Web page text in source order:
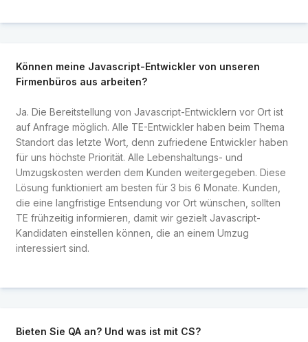
Können meine Javascript-Entwickler von unseren
Firmenbüros aus arbeiten?
Ja. Die Bereitstellung von Javascript-Entwicklern vor Ort ist
auf Anfrage möglich. Alle TE-Entwickler haben beim Thema
Standort das letzte Wort, denn zufriedene Entwickler haben
für uns höchste Priorität. Alle Lebenshaltungs- und
Umzugskosten werden dem Kunden weitergegeben. Diese
Lösung funktioniert am besten für 3 bis 6 Monate. Kunden,
die eine langfristige Entsendung vor Ort wünschen, sollten
TE frühzeitig informieren, damit wir gezielt Javascript-
Kandidaten einstellen können, die an einem Umzug
interessiert sind.
Bieten Sie QA an? Und was ist mit CS?